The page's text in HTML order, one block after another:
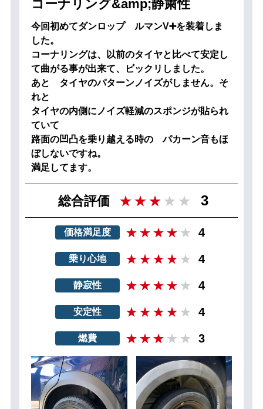
コーナリング&amp;静粛性
今回初めてダンロップ ルマンV➕を装着しま
した。
コーナリングは、以前のタイヤと比べて安定し
て曲がる事が出来て、ビックリしました。
あと タイヤのパターンノイズがしません。そ
れと
タイヤの内側にノイズ軽減のスポンジが貼られ
ていて
路面の凹凸を乗り越える時の パカーン音もほ
ぼしないですね。
満足してます。
総合評価 3
価格満足度 4
乗り心地 4
静寂性 4
安定性 4
燃費 3